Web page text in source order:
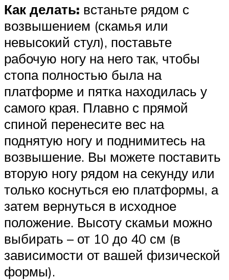
Как делать: встаньте рядом с
возвышением (скамья или
невысокий стул), поставьте
рабочую ногу на него так, чтобы
стопа полностью была на
платформе и пятка находилась у
самого края. Плавно с прямой
спиной перенесите вес на
поднятую ногу и поднимитесь на
возвышение. Вы можете поставить
вторую ногу рядом на секунду или
только коснуться ею платформы, а
затем вернуться в исходное
положение. Высоту скамьи можно
выбирать – от 10 до 40 см (в
зависимости от вашей физической
формы).